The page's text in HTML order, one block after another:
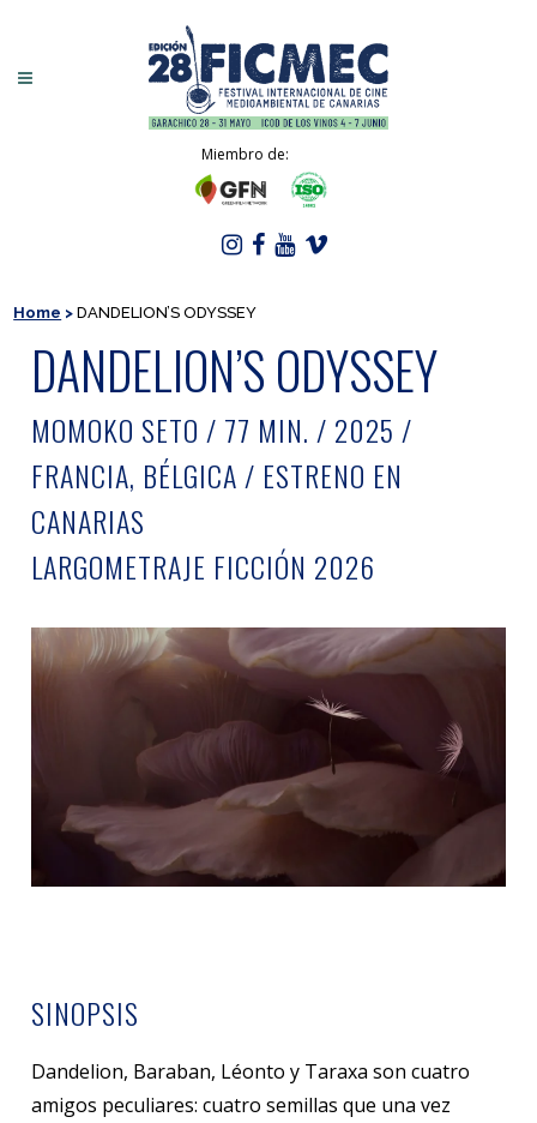
Miembro de:
Home >DANDELION’S ODYSSEY
DANDELION’S ODYSSEY
MOMOKO SETO / 77 MIN. / 2025 /
FRANCIA, BÉLGICA / ESTRENO EN
CANARIAS
LARGOMETRAJE FICCIÓN 2026
SINOPSIS
Dandelion, Baraban, Léonto y Taraxa son cuatro
amigos peculiares: cuatro semillas que una vez